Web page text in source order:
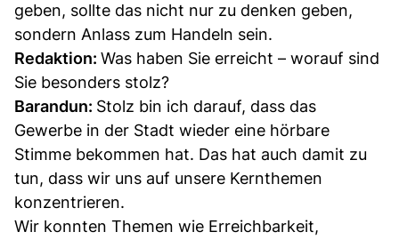
geben, sollte das nicht nur zu denken geben,
sondern Anlass zum Handeln sein.
Redaktion: Was haben Sie erreicht – worauf sind
Sie besonders stolz?
Barandun: Stolz bin ich darauf, dass das
Gewerbe in der Stadt wieder eine hörbare
Stimme bekommen hat. Das hat auch damit zu
tun, dass wir uns auf unsere Kernthemen
konzentrieren.
Wir konnten Themen wie Erreichbarkeit,